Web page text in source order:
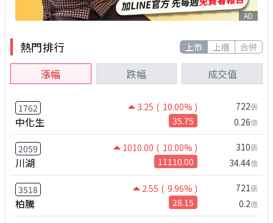
AD
熱門排行 上市 上櫃 合併
漲幅 跌幅 成交值
1762 3.25 ( 10.00% )
中化生 35.75
722張
0.26億
2059 1010.00 ( 10.00% )
川湖 11110.00
310張
34.44億
3518 2.55 ( 9.96% )
柏騰 28.15
721張
0.2億